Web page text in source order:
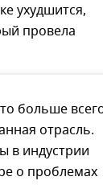
ухудшится,
провела
больше
отрасль.
в индустрии
о проблемах